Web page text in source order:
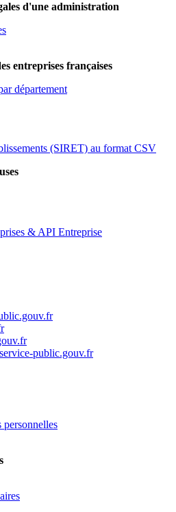
d'une administration
entreprises françaises
département
(SIRET) au format CSV
& API Entreprise
public.gouv.fr
personnelles